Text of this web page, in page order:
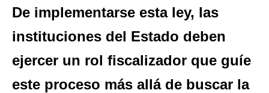
De implementarse esta ley, las
instituciones del Estado deben
ejercer un rol fiscalizador que guíe
este proceso más allá de buscar la